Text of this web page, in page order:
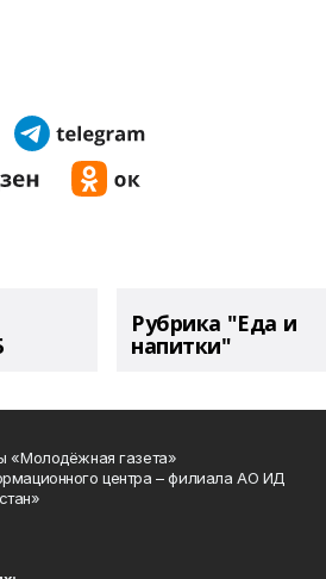
Рубрика "Еда и
напитки"
«Молодёжная газета»
центра – филиала АО ИД